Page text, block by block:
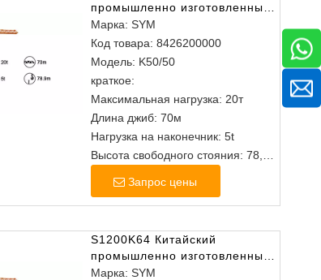
промышленно изготовленным
изголовам башня
Марка: SYM
Код товара: 8426200000
Модель: K50/50
краткое:
Максимальная нагрузка: 20т
Длина джиб: 70м
Нагрузка на наконечник: 5t
Высота свободного стояния: 78,9
Запрос цены
S1200K64 Китайский
промышленно изготовленные
из головного кран
Марка: SYM